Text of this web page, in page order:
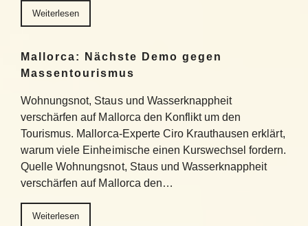
Weiterlesen
Mallorca: Nächste Demo gegen
Massentourismus
Wohnungsnot, Staus und Wasserknappheit
verschärfen auf Mallorca den Konflikt um den
Tourismus. Mallorca-Experte Ciro Krauthausen erklärt,
warum viele Einheimische einen Kurswechsel fordern.
Quelle Wohnungsnot, Staus und Wasserknappheit
verschärfen auf Mallorca den…
Weiterlesen